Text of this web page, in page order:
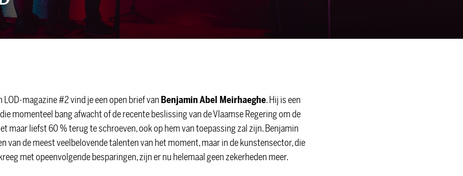
LOD-magazine #2 vind je een open brief van Benjamin Abel Meirhaeghe. Hij is een
momenteel bang afwacht of de recente beslissing van de Vlaamse Regering om de
maar liefst 60 % terug te schroeven, ook op hem van toepassing zal zijn. Benjamin
van de meest veelbelovende talenten van het moment, maar in de kunstensector, die
met opeenvolgende besparingen, zijn er nu helemaal geen zekerheden meer.